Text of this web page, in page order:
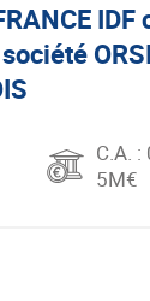
C.A. :
5M€